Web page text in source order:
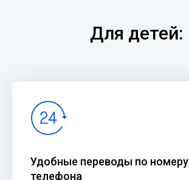
Для детей:
Удобные переводы по номеру
телефона